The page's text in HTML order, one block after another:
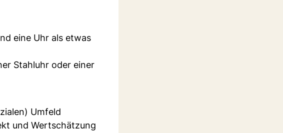
eine Uhr als etwas
Stahluhr oder einer
Umfeld
und Wertschätzung